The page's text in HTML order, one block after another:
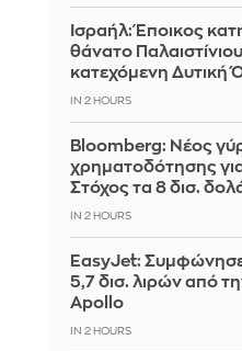
Ισραήλ: Έποικος
θάνατο
κατεχόμενη Δυτική
IN 2 HOURS
Bloomberg: Νέος
χρηματοδότησης
Στόχος τα 8 δισ.
IN 2 HOURS
EasyJet:
5,7 δισ. λιρών από
Apollo
IN 2 HOURS